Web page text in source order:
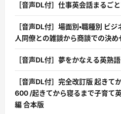
［音声DL付］仕事英会話まるご
［音声DL付］場面別・職種別 ビ
人同僚との雑談から商談での決め
［音声DL付］夢をかなえる英熟
［音声DL付］完全改訂版 起きて
600 /起きてから寝るまで子育て
編 合本版